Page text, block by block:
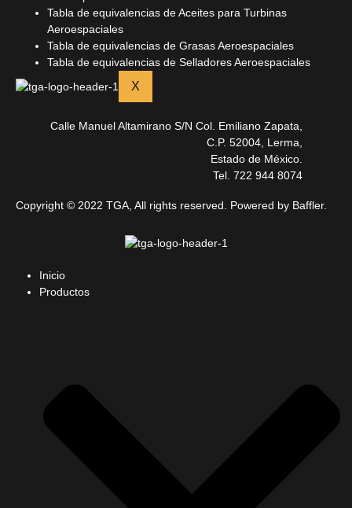
Tabla de equivalencias de Aceites para Turbinas
Aeroespaciales
Tabla de equivalencias de Grasas Aeroespaciales
Tabla de equivalencias de Selladores Aeroespaciales
X
Calle Manuel Altamirano S/N Col. Emiliano Zapata,
C.P. 52004, Lerma,
Estado de México.
Tel. 722 944 8074
Copyright © 2022 TGA, All rights reserved. Powered by Baffler.
Inicio
Productos